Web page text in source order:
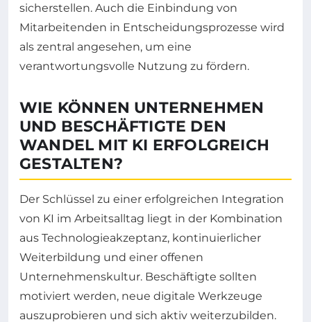
sicherstellen. Auch die Einbindung von
Mitarbeitenden in Entscheidungsprozesse wird
als zentral angesehen, um eine
verantwortungsvolle Nutzung zu fördern.
WIE KÖNNEN UNTERNEHMEN
UND BESCHÄFTIGTE DEN
WANDEL MIT KI ERFOLGREICH
GESTALTEN?
Der Schlüssel zu einer erfolgreichen Integration
von KI im Arbeitsalltag liegt in der Kombination
aus Technologieakzeptanz, kontinuierlicher
Weiterbildung und einer offenen
Unternehmenskultur. Beschäftigte sollten
motiviert werden, neue digitale Werkzeuge
auszuprobieren und sich aktiv weiterzubilden.